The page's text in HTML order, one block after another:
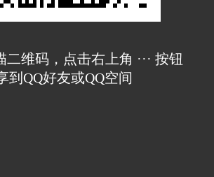
二维码，点击右上角 ··· 按钮
到QQ好友或QQ空间